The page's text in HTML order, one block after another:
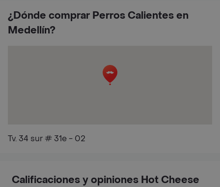
¿Dónde comprar Perros Calientes en
Medellín?
Tv. 34 sur # 31e - 02
Calificaciones y opiniones Hot Cheese